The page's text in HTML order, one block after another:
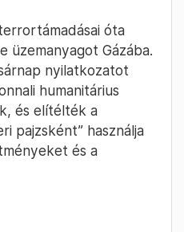
óta
üzemanyagot Gázába.
nyilatkozatot
humanitárius
és elítélték a
pajzsként” használja
és a